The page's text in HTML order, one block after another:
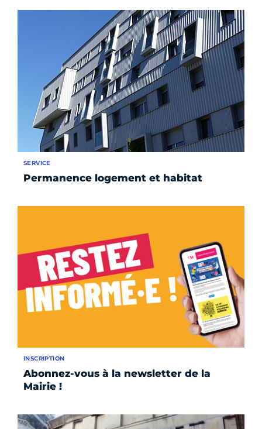
Permanence logement et habitat
SERVICE
Abonnez-vous à la newsletter de la
Mairie !
INSCRIPTION